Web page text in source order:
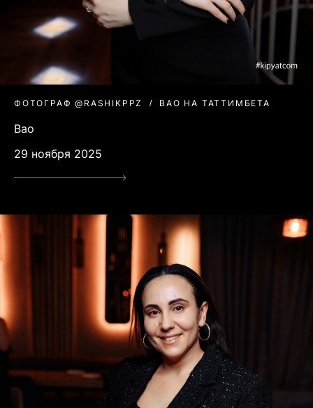
ФОТОГРАФ @RASHIKPPZ BAO НА ТАТТИМБЕТА
Bao
29 ноября 2025